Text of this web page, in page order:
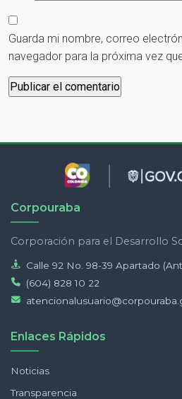
Guarda mi nombre, correo
navegador para la próxima vez
Corpouraba
Corporación para el Desarrollo
Calle 92 No. 98-39 Apartado
(604) 828 10 22
Enlaces Rápidos
Noticias
Transparencia